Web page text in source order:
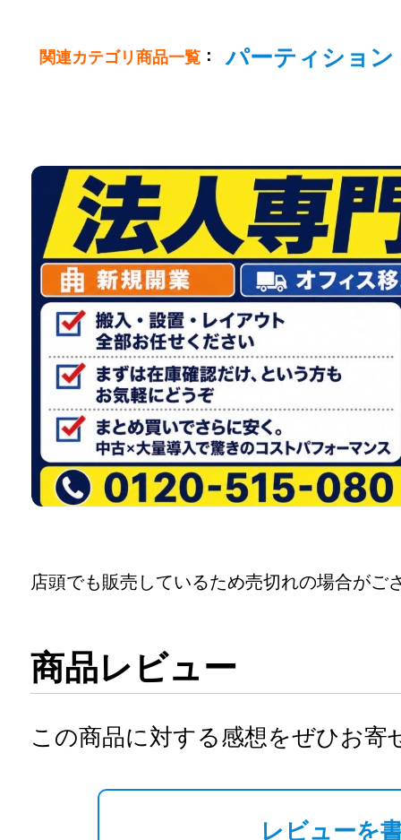
関連カテゴリ商品一覧 ： パーティション
店頭でも販売しているため売切れの場合がご
商品レビュー
この商品に対する感想をぜひお寄
レビューを